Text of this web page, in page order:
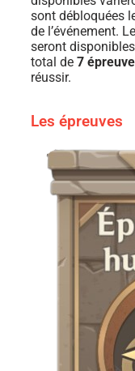
sont débloquées
de l’événement.
seront
total de 7
réussir.
Les épreuves